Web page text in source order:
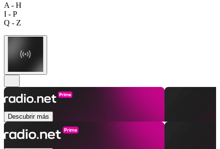
A - H
I - P
Q - Z
Descubrir más